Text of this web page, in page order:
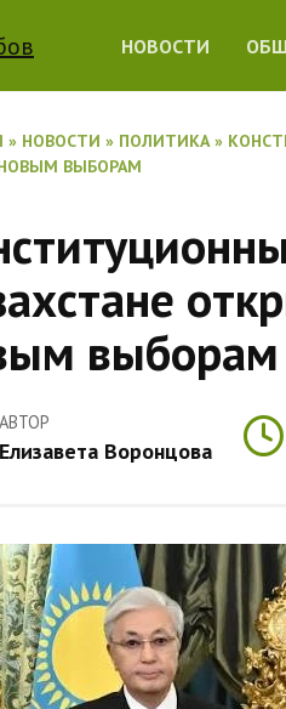
НОВОСТИ
» НОВОСТИ » ПОЛИТИКА»
ВЫБОРАМ
выборам
АВТОР
Елизавета Воронцова